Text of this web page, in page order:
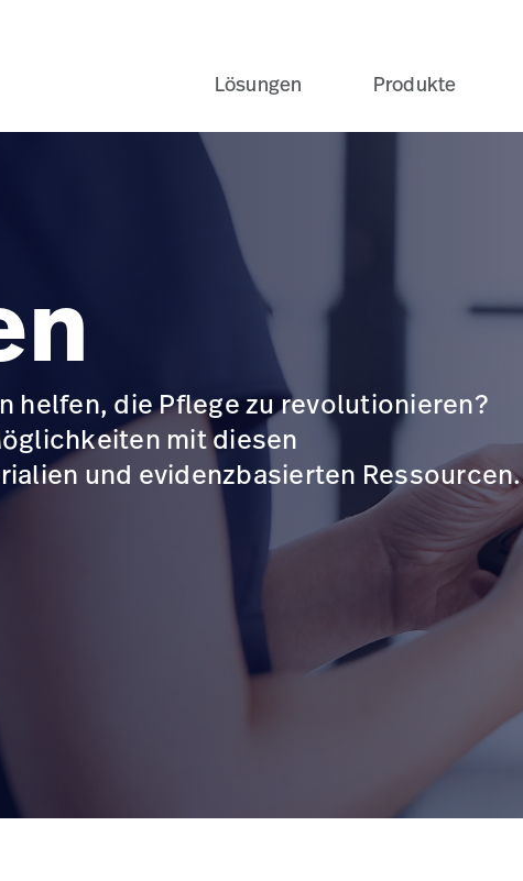
Lösungen Produkte
helfen, die Pflege zu revolutionieren?
mit diesen
und evidenzbasierten Ressourcen.